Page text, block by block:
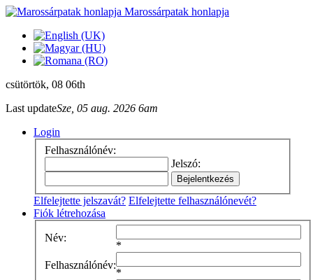
Marossárpatak honlapja
csütörtök, 08 06th
Last updateSze, 05 aug. 2026 6am
Login
Felhasználónév:
Jelszó:
Elfelejtette jelszavát? Elfelejtette felhasználónevét?
Fiók létrehozása
Név:
*
Felhasználónév:
*